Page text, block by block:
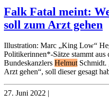
Falk Fatal meint:
soll zum Arzt gehen
Illustration: Marc „King Low“
Politikerinnen*-Sätze stammt aus
Bundeskanzlers Helmut Schmidt.
Arzt gehen“, soll dieser gesagt
27. Juni 2022 |